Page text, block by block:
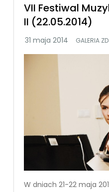
VII Festiwal
II (22.05.2014)
GALERIA
W dniach 21-22 maja